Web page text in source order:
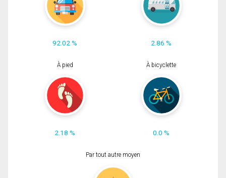
92.02 % 2.86 %
À pied
2.18 %
À bicyclette
0.0 %
Par tout autre moyen